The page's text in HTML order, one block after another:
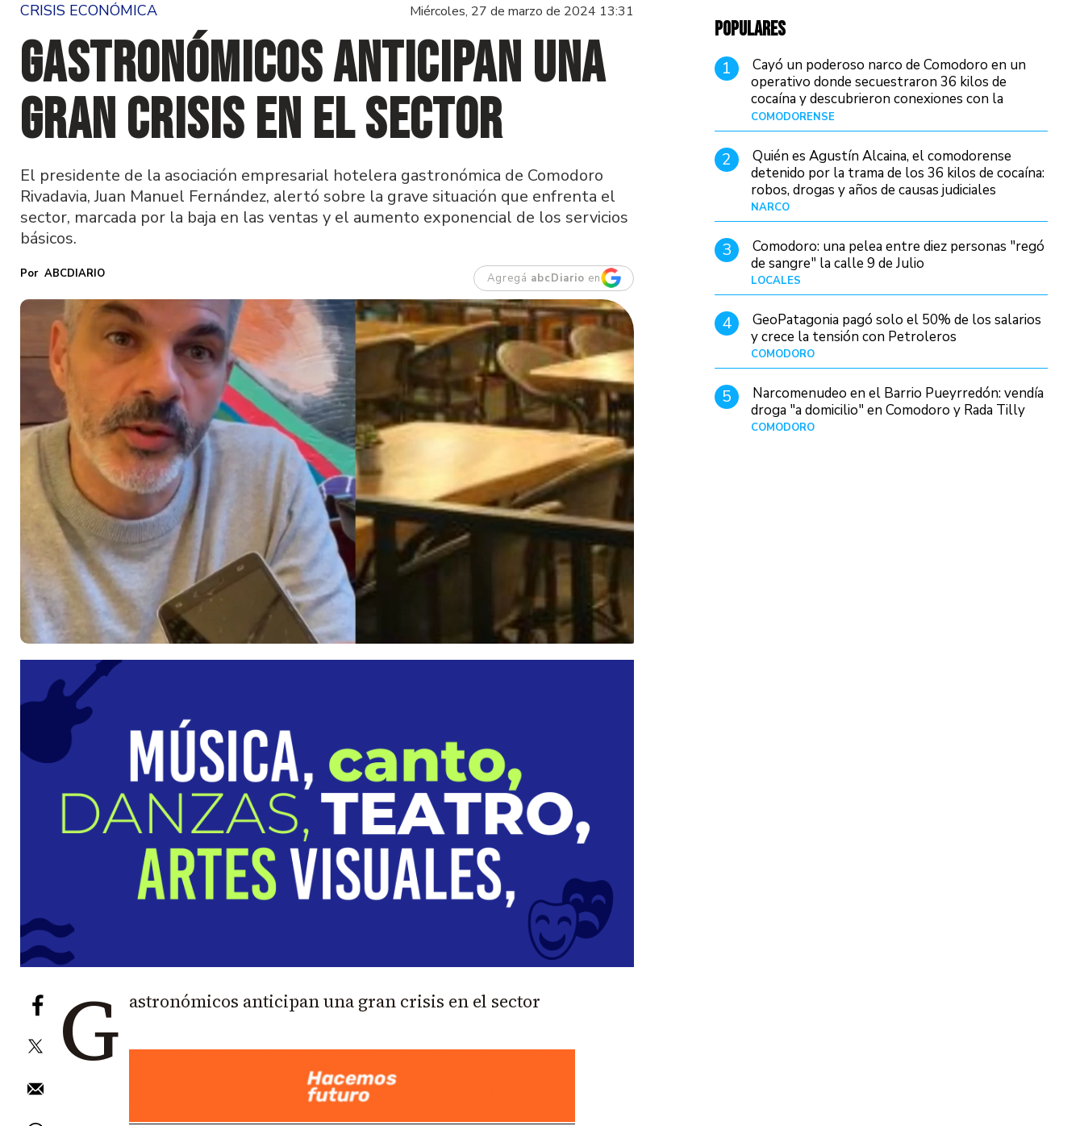
CRISIS ECONÓMICA Miércoles, 27 de marzo de 2024 13:31
Gastronómicos anticipan una
gran crisis en el sector
El presidente de la asociación empresarial hotelera gastronómica de Comodoro
Rivadavia, Juan Manuel Fernández, alertó sobre la grave situación que enfrenta el
sector, marcada por la baja en las ventas y el aumento exponencial de los servicios
básicos.
ABCDIARIO Agregá abcDiario en
G astronómicos anticipan una gran crisis en el sector
POPULARES
1
Cayó un poderoso narco de Comodoro en un
operativo donde secuestraron 36 kilos de
cocaína y descubrieron conexiones con la
Patagonia
COMODORENSE
2
Quién es Agustín Alcaina, el comodorense
detenido por la trama de los 36 kilos de cocaína:
robos, drogas y años de causas judiciales
NARCO
3
Comodoro: una pelea entre diez personas "regó
de sangre" la calle 9 de Julio
LOCALES
4
GeoPatagonia pagó solo el 50% de los salarios
y crece la tensión con Petroleros
COMODORO
5
Narcomenudeo en el Barrio Pueyrredón: vendía
droga "a domicilio" en Comodoro y Rada Tilly
COMODORO